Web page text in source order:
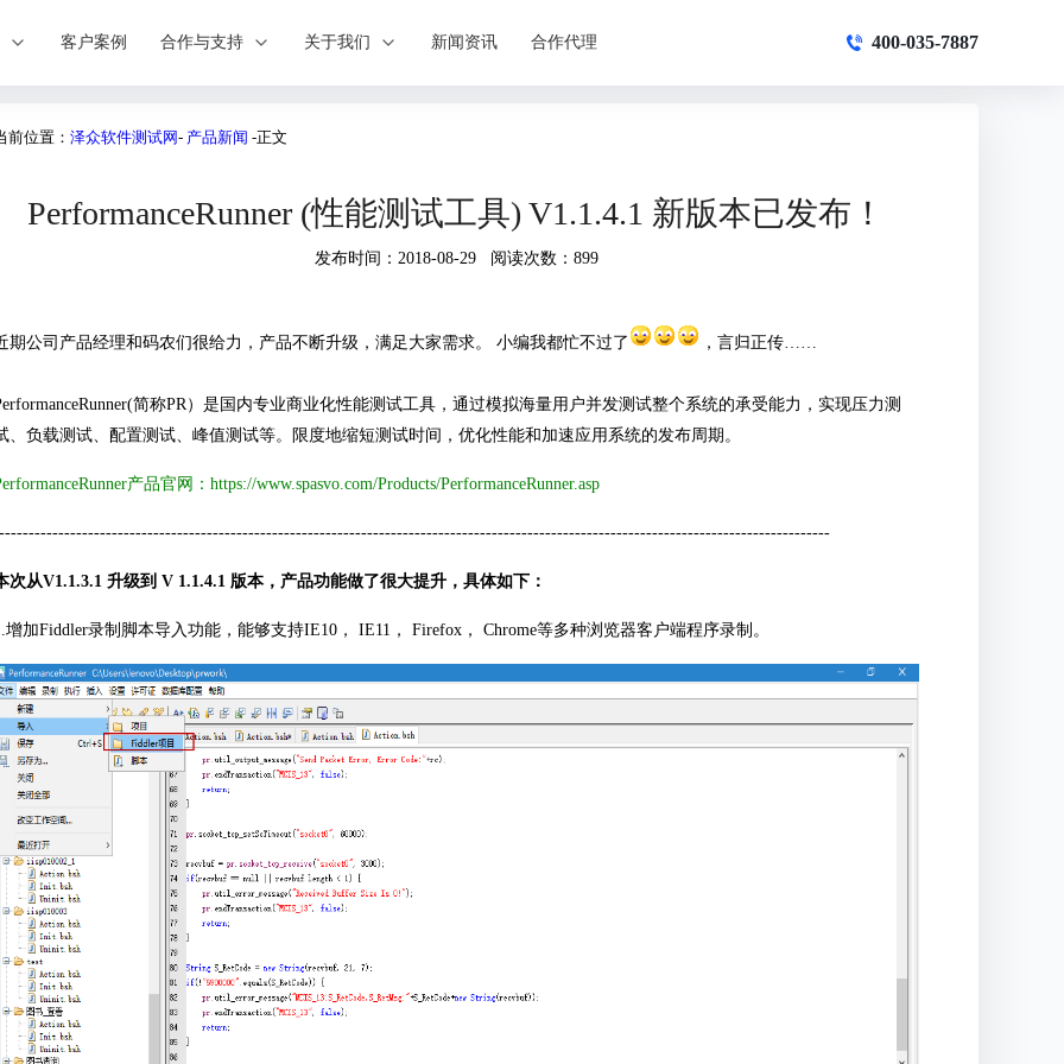
客户案例 合作与支持 关于我们 新闻资讯 合作代理 400-035-7887
前位置： 泽众软件测试网- 产品新闻 -正文
PerformanceRunner (性能测试工具) V1.1.4.1 新版本已发布！
发布时间：2018-08-29 阅读次数：899
期公司产品经理和码农们很给力，产品不断升级，满足大家需求。 小编我都忙不过了 ，言归正传……
简称PR）是国内专业商业化性能测试工具，通过模拟海量用户并发测试整个系统的承受能力，实现压力测
、负载测试、配置测试、峰值测试等。限度地缩短测试时间，优化性能和加速应用系统的发布周期。
产品官网： https://www.spasvo.com/Products/PerformanceRunner.asp
次从V1.1.3.1 升级到 V 1.1.4.1 版本，产品功能做了很大提升，具体如下：
增加Fiddler录制脚本导入功能，能够支持IE10， IE11， Firefox， Chrome等多种浏览器客户端程序录制。